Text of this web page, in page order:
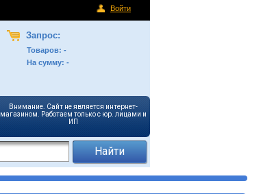
Войти
Запрос:
Товаров: -
На сумму: -
Внимание. Сайт не является интернет-
магазином. Работаем только с юр. лицами и
ИП